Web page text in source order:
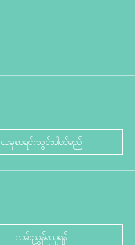
ယခုစာရင်းသွင်းပါဝင်မည်
လမ်းညွှန်ရယူရန်